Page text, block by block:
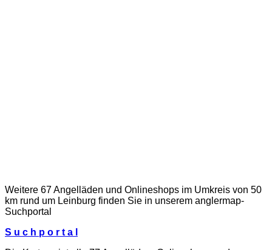
Weitere 67 Angelläden und Onlineshops im Umkreis von 50
km rund um Leinburg finden Sie in unserem anglermap-
Suchportal
S u c h p o r t a l